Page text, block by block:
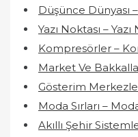
Düşünce Dünyası
Yazı Noktası – Yazı
Kompresörler –
Market Ve
Gösterim
Moda Sırları –
Akıllı Şehir